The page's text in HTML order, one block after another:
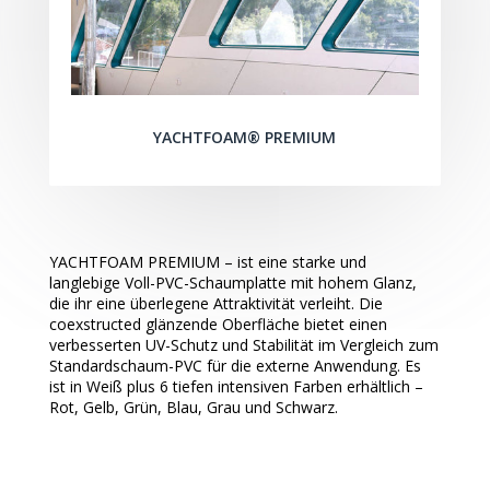
YACHTFOAM® PREMIUM
YACHTFOAM PREMIUM – ist eine starke und
langlebige Voll-PVC-Schaumplatte mit hohem Glanz,
die ihr eine überlegene Attraktivität verleiht. Die
coexstructed glänzende Oberfläche bietet einen
verbesserten UV-Schutz und Stabilität im Vergleich zum
Standardschaum-PVC für die externe Anwendung. Es
ist in Weiß plus 6 tiefen intensiven Farben erhältlich –
Rot, Gelb, Grün, Blau, Grau und Schwarz.